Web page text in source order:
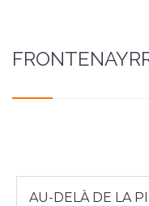
AU-DELÀ DE LA